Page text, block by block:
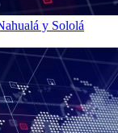
y Sololá